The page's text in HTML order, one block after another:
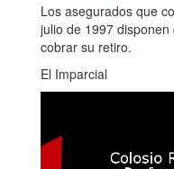
Los asegurados que
julio de 1997
cobrar su retiro.
El Imparcial